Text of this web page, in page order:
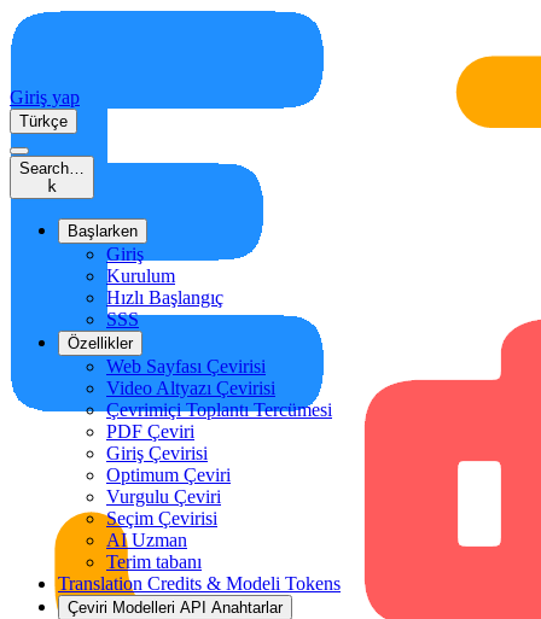
Giriş yap
Türkçe
Search…
k
Başlarken
Giriş
Kurulum
Hızlı Başlangıç
SSS
Özellikler
Web Sayfası Çevirisi
Video Altyazı Çevirisi
Çevrimiçi Toplantı Tercümesi
PDF Çeviri
Giriş Çevirisi
Optimum Çeviri
Vurgulu Çeviri
Seçim Çevirisi
AI Uzman
Terim tabanı
Translation Credits & Modeli Tokens
Çeviri Modelleri API Anahtarlar